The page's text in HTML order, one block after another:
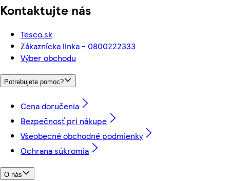
Kontaktujte nás
Tesco.sk
Zákaznícka linka - 0800222333
Výber obchodu
Potrebujete pomoc?
Cena doručenia
Bezpečnosť pri nákupe
Všeobecné obchodné podmienky
Ochrana súkromia
O nás